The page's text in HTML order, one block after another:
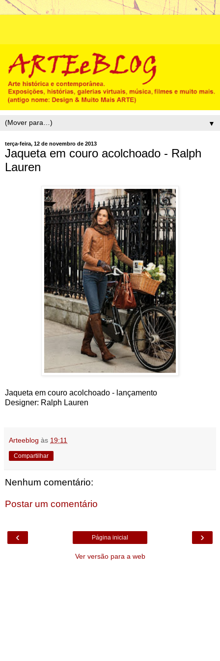
▼
terça-feira, 12 de novembro de 2013
Jaqueta em couro acolchoado - Ralph
Lauren
Jaqueta em couro acolchoado - lançamento
Designer: Ralph Lauren
Arteeblog às 19:11
Compartilhar
Nenhum comentário:
Postar um comentário
‹ ›
Página inicial
Ver versão para a web